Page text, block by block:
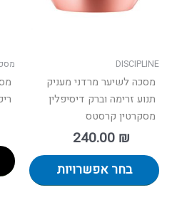
DISCIPLINE
מסכה לשיער מרדני מעניק
תנוע זרימה וברק דיסיפלין
מסקרטין קרסטס
240.00 ₪
בחר אפשרויות
בעמוד
המוצר